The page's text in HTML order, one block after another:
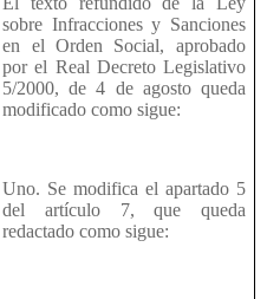
sobre Infracciones y Sanciones
en el Orden Social, aprobado
por el Real Decreto Legislativo
5/2000, de 4 de agosto queda
modificado como sigue:
Uno. Se modifica el apartado 5
del artículo 7, que queda
redactado como sigue: